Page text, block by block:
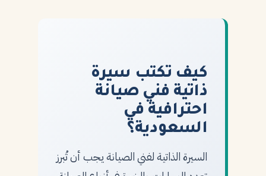
كيف تكتب سيرة
ذاتية فني صيانة
احترافية في
السعودية؟
السيرة الذاتية لفني الصيانة يجب أن تُبرز